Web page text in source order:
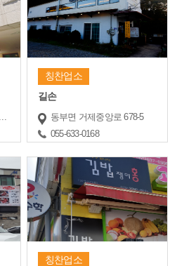
옥포로9길 6 (옥포동,(1,2층))
칭찬업소
길손
동부면 거제중앙로 678-5
055-633-0168
칭찬업소